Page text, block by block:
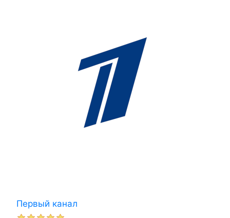
Первый канал